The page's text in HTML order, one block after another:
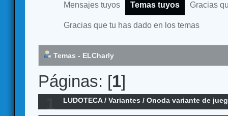
Mensajes tuyos Temas tuyos Gracias
Gracias que tu has dado en los temas
Temas - ELCharly
Páginas: [1]
LUDOTECA/Variantes /Onoda variante de